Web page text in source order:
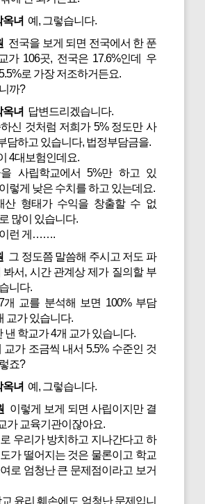
녀 예, 그렇습니다.
전국을 보게 되면 전국에서 한 푼
가 106곳, 전국은 17.6%인데 우
로 가장 저조하거든요.
까?
녀 답변드리겠습니다.
신 것처럼 저희가 5% 정도만 사
담하고 있습니다, 법정부담금을.
4대보험인데요.
을 사립학교에서 5%만 하고 있
렇게 낮은 수치를 하고 있는데요.
산 형태가 수익을 창출할 수 없
많이 있습니다.
이런 게…….
그 정도쯤 말씀해 주시고 저도 파
봐서, 시간 관계상 제가 질의할 부
니다.
개 교를 분석해 보면 100% 부담
교가 있습니다.
낸 학교가 4개 교가 있습니다.
교가 조금씩 내서 5.5% 수준인 것
죠?
녀 예, 그렇습니다.
이렇게 보게 되면 사립이지만 결
가 교육기관이잖아요.
우리가 방치하고 지나간다고 하
가 떨어지는 것은 물론이고 학교
로 엄청난 큰 문제점이라고 보거
윤리 훼손에도 엄청난 문제입니